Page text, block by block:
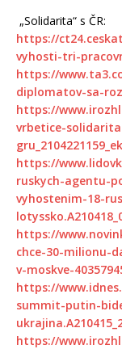
„Solidarita“ s ČR:
https://
vyhosti-tri-
https://
diplomatov-sa-
https://
vrbetice-
https://
ruskych-agentu-
vyhostenim-18-
https://
chce-30-milionu-
v-moskve-
https://
summit-putin-
https://